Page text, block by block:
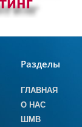
Разделы
ГЛАВНАЯ
О НАС
ШМВ